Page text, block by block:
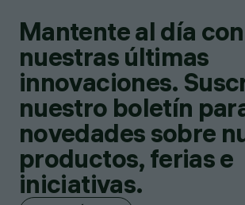
Mantente al día con
nuestras últimas
innovaciones.
nuestro boletín
novedades sobre
productos, ferias e
iniciativas.